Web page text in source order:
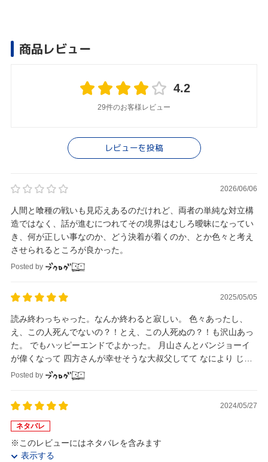
商品レビュー
4.2
29件のお客様レビュー
レビューを投稿
2026/06/06
人間と喰種の戦いも見応えあるのだけれど、両者の単純な対立構
造ではなく、話が進むにつれてその境界はむしろ曖昧になってい
き、何が正しい事なのか、どう決着が着くのか、とか色々と考え
させられるところが良かった。
Posted by
2025/05/05
読み終わっちゃった。なんか終わると寂しい。 色々あったし、
え、この人死んでないの？！とえ、この人死ぬの？！も沢山あっ
た。 でもハッピーエンドでよかった。 月山さんとバンジョーイ
が偉くなって 四方さんが幸せそうな大叔父してて なにより じゅ
うぞーくんが報われてよかった。
Posted by
2024/05/27
ネタバレ
※このレビューにはネタバレを含みます
表示する